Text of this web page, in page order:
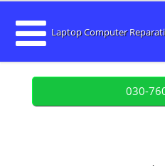
Laptop Computer
030-